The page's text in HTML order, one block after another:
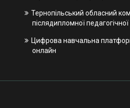
Тернопільський обласний
післядипломної педагогічної
Цифрова навчальна
онлайн